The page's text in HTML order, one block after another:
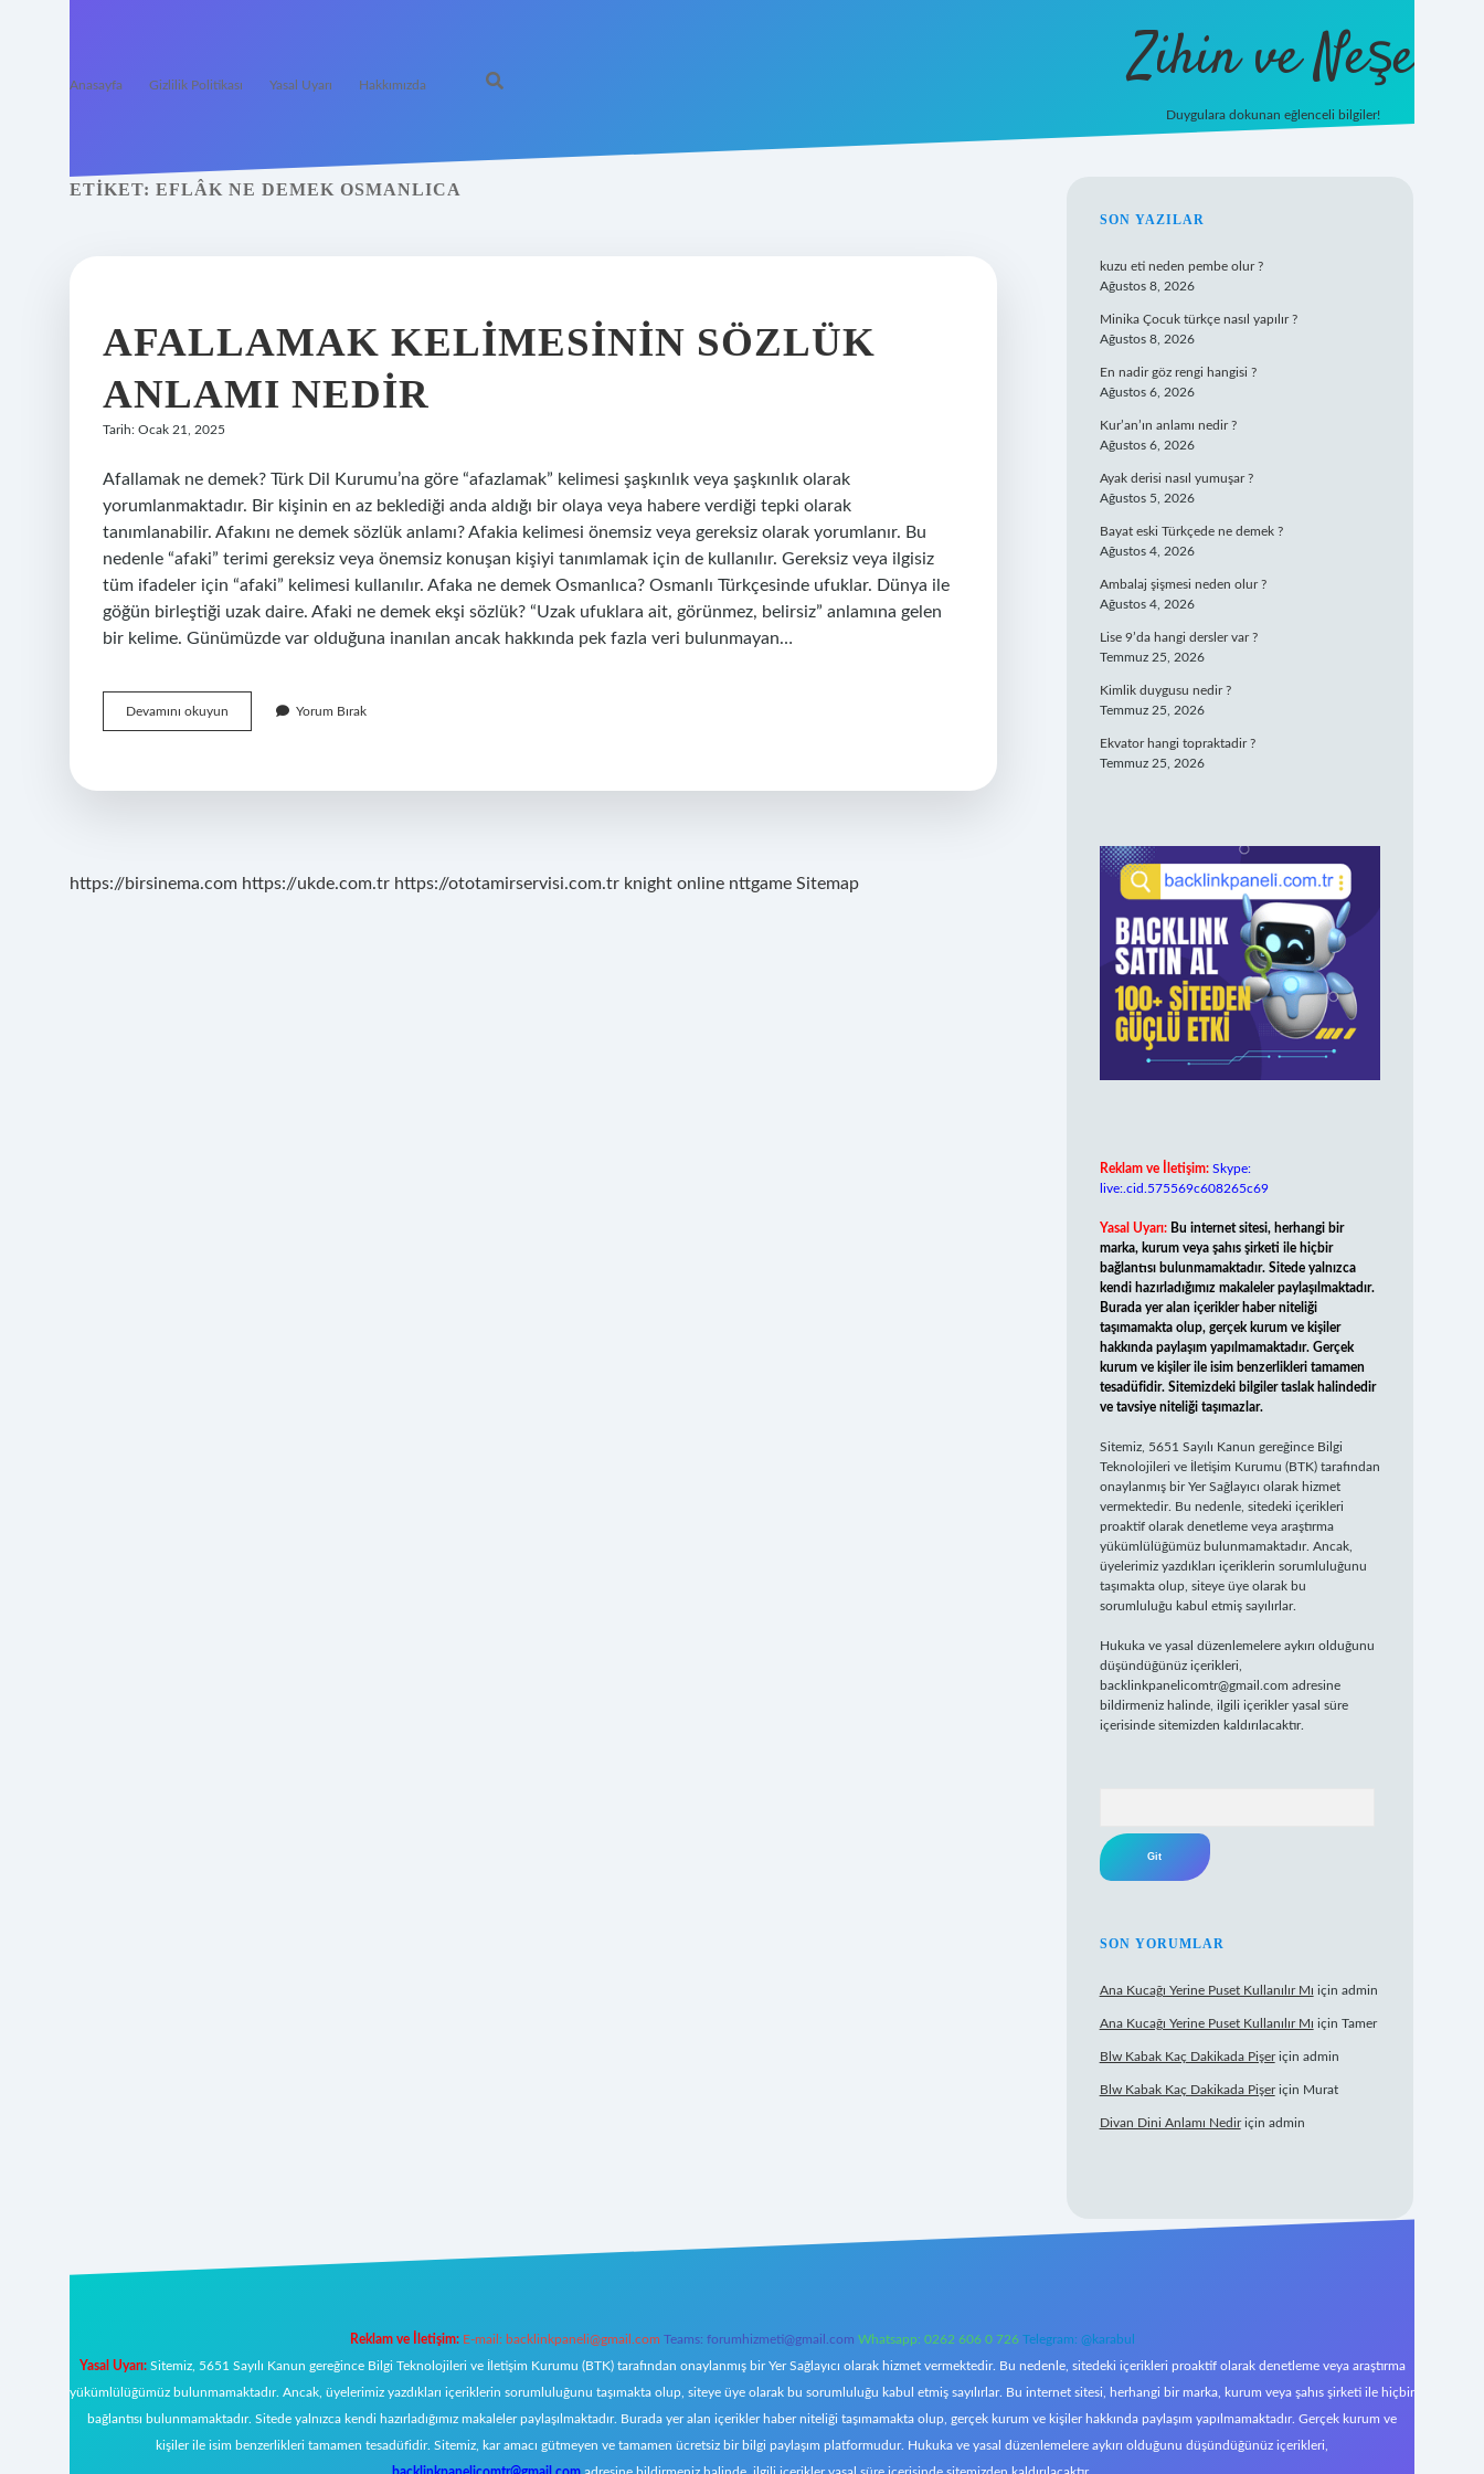
Anasayfa Gizlilik Politikası Yasal Uyarı Hakkımızda Zihin ve Neşe
Duygulara dokunan eğlenceli bilgiler!
ETIKET: EFLÂK NE DEMEK OSMANLICA
AFALLAMAK KELIMESININ SÖZLÜK
ANLAMI NEDIR
Tarih: Ocak 21, 2025
Afallamak ne demek? Türk Dil Kurumu’na göre “afazlamak” kelimesi şaşkınlık veya şaşkınlık olarak
yorumlanmaktadır. Bir kişinin en az beklediği anda aldığı bir olaya veya habere verdiği tepki olarak
tanımlanabilir. Afakını ne demek sözlük anlamı? Afakia kelimesi önemsiz veya gereksiz olarak yorumlanır. Bu
nedenle “afaki” terimi gereksiz veya önemsiz konuşan kişiyi tanımlamak için de kullanılır. Gereksiz veya ilgisiz
tüm ifadeler için “afaki” kelimesi kullanılır. Afaka ne demek Osmanlıca? Osmanlı Türkçesinde ufuklar. Dünya ile
göğün birleştiği uzak daire. Afaki ne demek ekşi sözlük? “Uzak ufuklara ait, görünmez, belirsiz” anlamına gelen
bir kelime. Günümüzde var olduğuna inanılan ancak hakkında pek fazla veri bulunmayan…
Devamını okuyun Afallamak
Kelimesinin
Nedir
Yorum Bırak
https://birsinema.com https://ukde.com.tr https://ototamirservisi.com.tr knight online nttgame Sitemap
SIDEBAR
SON YAZILAR
kuzu eti neden pembe olur ?
Ağustos 8, 2026
Minika Çocuk türkçe nasıl yapılır ?
Ağustos 8, 2026
En nadir göz rengi hangisi ?
Ağustos 6, 2026
Kur’an’ın anlamı nedir ?
Ağustos 6, 2026
Ayak derisi nasıl yumuşar ?
Ağustos 5, 2026
Bayat eski Türkçede ne demek ?
Ağustos 4, 2026
Ambalaj şişmesi neden olur ?
Ağustos 4, 2026
Lise 9’da hangi dersler var ?
Temmuz 25, 2026
Kimlik duygusu nedir ?
Temmuz 25, 2026
Ekvator hangi topraktadir ?
Temmuz 25, 2026
Reklam ve İletişim: Skype:
live:.cid.575569c608265c69
Yasal Uyarı: Bu internet sitesi, herhangi bir
marka, kurum veya şahıs şirketi ile hiçbir
bağlantısı bulunmamaktadır. Sitede yalnızca
kendi hazırladığımız makaleler paylaşılmaktadır.
Burada yer alan içerikler haber niteliği
taşımamakta olup, gerçek kurum ve kişiler
hakkında paylaşım yapılmamaktadır. Gerçek
kurum ve kişiler ile isim benzerlikleri tamamen
tesadüfidir. Sitemizdeki bilgiler taslak halindedir
ve tavsiye niteliği taşımazlar.
Sitemiz, 5651 Sayılı Kanun gereğince Bilgi
Teknolojileri ve İletişim Kurumu (BTK) tarafından
onaylanmış bir Yer Sağlayıcı olarak hizmet
vermektedir. Bu nedenle, sitedeki içerikleri
proaktif olarak denetleme veya araştırma
yükümlülüğümüz bulunmamaktadır. Ancak,
üyelerimiz yazdıkları içeriklerin sorumluluğunu
taşımakta olup, siteye üye olarak bu
sorumluluğu kabul etmiş sayılırlar.
Hukuka ve yasal düzenlemelere aykırı olduğunu
düşündüğünüz içerikleri,
backlinkpanelicomtr@gmail.com adresine
bildirmeniz halinde, ilgili içerikler yasal süre
içerisinde sitemizden kaldırılacaktır.
SON YORUMLAR
Ana Kucağı Yerine Puset Kullanılır Mı için admin
Ana Kucağı Yerine Puset Kullanılır Mı için Tamer
Blw Kabak Kaç Dakikada Pişeriçin admin
Blw Kabak Kaç Dakikada Pişeriçin Murat
Divan Dini Anlamı Nediriçin admin
Reklam ve İletişim: E-mail: backlinkpaneli@gmail.com Teams: forumhizmeti@gmail.com Whatsapp: 0262 606 0 726 Telegram: @karabul
Yasal Uyarı:Sitemiz, 5651 Sayılı Kanun gereğince Bilgi Teknolojileri ve İletişim Kurumu (BTK) tarafından onaylanmış bir Yer Sağlayıcı olarak hizmet vermektedir. Bu nedenle, sitedeki içerikleri proaktif olarak denetleme veya araştırma
yükümlülüğümüz bulunmamaktadır. Ancak, üyelerimiz yazdıkları içeriklerin sorumluluğunu taşımakta olup, siteye üye olarak bu sorumluluğu kabul etmiş sayılırlar. Bu internet sitesi, herhangi bir marka, kurum veya şahıs şirketi ile hiçbir
bağlantısı bulunmamaktadır. Sitede yalnızca kendi hazırladığımız makaleler paylaşılmaktadır. Burada yer alan içerikler haber niteliği taşımamakta olup, gerçek kurum ve kişiler hakkında paylaşım yapılmamaktadır. Gerçek kurum ve
kişiler ile isim benzerlikleri tamamen tesadüfidir. Sitemiz, kar amacı gütmeyen ve tamamen ücretsiz bir bilgi paylaşım platformudur. Hukuka ve yasal düzenlemelere aykırı olduğunu düşündüğünüz içerikleri,